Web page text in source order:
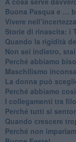
​Buona Pasqua e …
​Vivere nell’incertezza
​Storie di rinascita: i
​Quando la rigidità
​Non sei indietro,
​Perché abbiamo
​Maschilismo
​La donna può
​Perché abbiamo
​I collegamenti tra
​Perché tutti si
​Quando crescere
​Perché non